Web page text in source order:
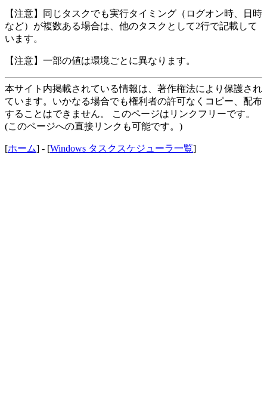
【注意】同じタスクでも実行タイミング（ログオン時、日時
など）が複数ある場合は、他のタスクとして2行で記載して
います。
【注意】一部の値は環境ごとに異なります。
本サイト内掲載されている情報は、著作権法により保護され
ています。いかなる場合でも権利者の許可なくコピー、配布
することはできません。 このページはリンクフリーです。
(このページへの直接リンクも可能です。)
[ホーム] - [Windows タスクスケジューラ一覧]